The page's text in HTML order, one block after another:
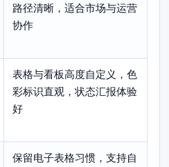
路径清晰，适合市场与运营
协作
表格与看板高度自定义，色
彩标识直观，状态汇报体验
好
保留电子表格习惯，支持自